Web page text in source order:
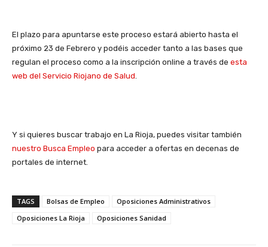
El plazo para apuntarse este proceso estará abierto hasta el
próximo 23 de Febrero y podéis acceder tanto a las bases que
regulan el proceso como a la inscripción online a través de esta
web del Servicio Riojano de Salud.
Y si quieres buscar trabajo en La Rioja, puedes visitar también
nuestro Busca Empleo para acceder a ofertas en decenas de
portales de internet.
TAGS Bolsas de Empleo
Oposiciones Administrativos
Oposiciones La Rioja
Oposiciones Sanidad